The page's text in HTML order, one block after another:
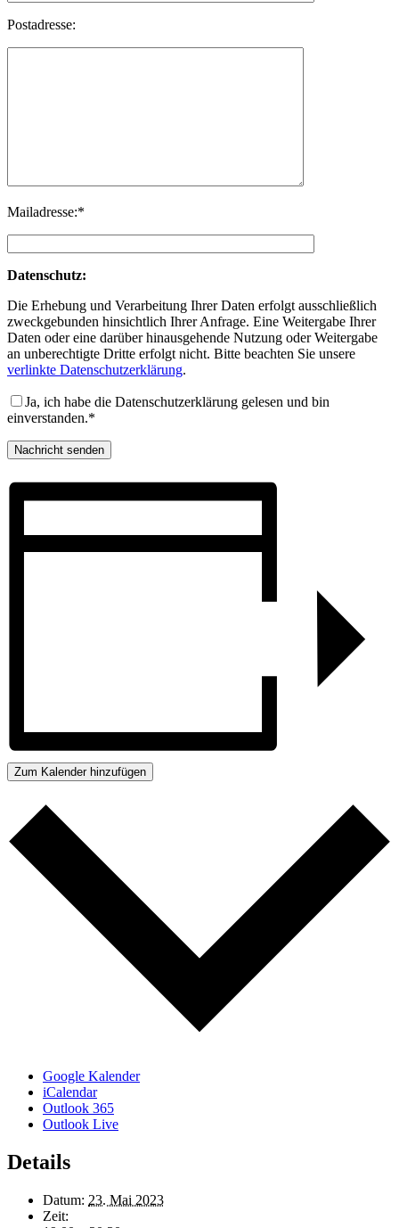
Postadresse:
Mailadresse:*
Datenschutz:
Die Erhebung und Verarbeitung Ihrer Daten erfolgt ausschließlich
zweckgebunden hinsichtlich Ihrer Anfrage. Eine Weitergabe Ihrer
Daten oder eine darüber hinausgehende Nutzung oder Weitergabe
an unberechtigte Dritte erfolgt nicht. Bitte beachten Sie unsere
verlinkte Datenschutzerklärung.
Ja, ich habe die Datenschutzerklärung gelesen und bin
einverstanden.*
Zum Kalender hinzufügen
Google Kalender
iCalendar
Outlook 365
Outlook Live
Details
Datum: 23. Mai 2023
Zeit: